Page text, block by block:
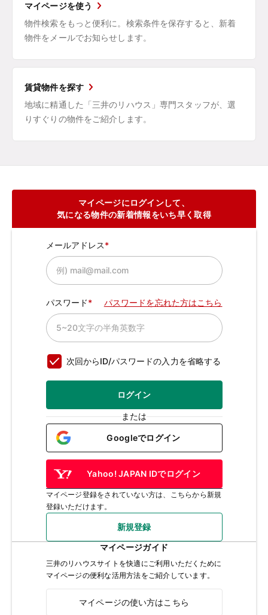
マイページを使う
物件検索をもっと便利に。検索条件を保存すると、新着
物件をメールでお知らせします。
賃貸物件を探す
地域に精通した「三井のリハウス」専門スタッフが、選
りすぐりの物件をご紹介します。
マイページにログインして、
気になる物件の新着情報をいち早く取得
メールアドレス
パスワード パスワードを忘れた方はこちら
次回からID/パスワードの入力を省略する
ログイン
または
Googleでログイン
Yahoo! JAPAN IDでログイン
マイページ登録をされていない方は、こちらから新規
登録いただけます。
新規登録
マイページガイド
三井のリハウスサイトを快適にご利用いただくために
マイページの便利な活用方法をご紹介しています。
マイページの使い方はこちら